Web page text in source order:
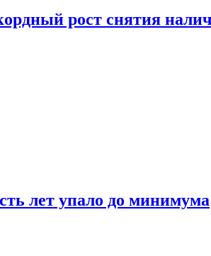
рост снятия
лет упало до минимума